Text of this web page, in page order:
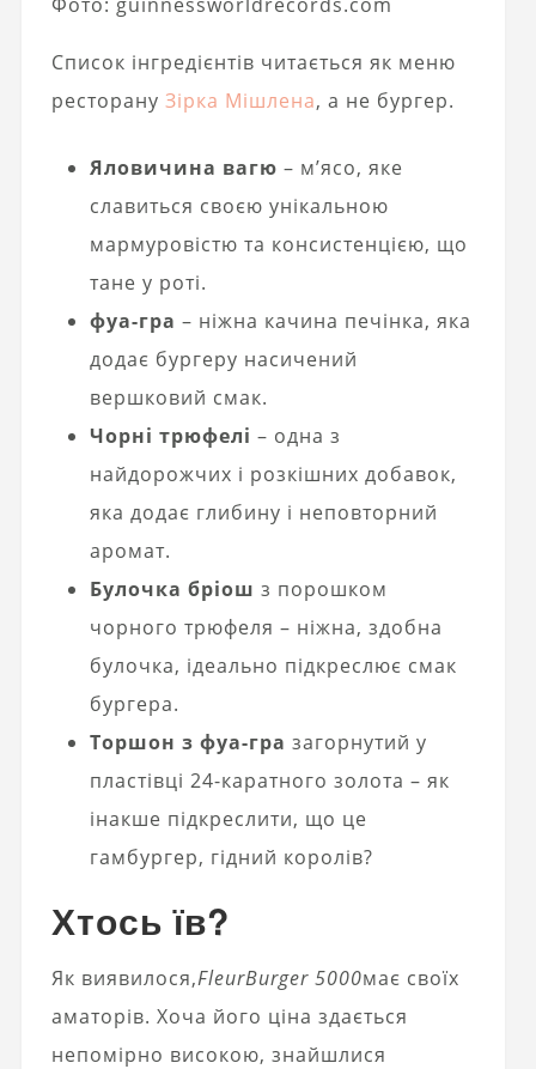
Список інгредієнтів читається як меню
ресторану Зірка Мішлена, а не бургер.
Яловичина вагю – м’ясо, яке
славиться своєю унікальною
мармуровістю та консистенцією, що
тане у роті.
фуа-гра – ніжна качина печінка, яка
додає бургеру насичений
вершковий смак.
Чорні трюфелі – одна з
найдорожчих і розкішних добавок,
яка додає глибину і неповторний
аромат.
Булочка бріош з порошком
чорного трюфеля – ніжна, здобна
булочка, ідеально підкреслює смак
бургера.
Торшон з фуа-гра загорнутий у
пластівці 24-каратного золота – як
інакше підкреслити, що це
гамбургер, гідний королів?
Хтось їв?
Як виявилося,FleurBurger 5000має своїх
аматорів. Хоча його ціна здається
непомірно високою, знайшлися